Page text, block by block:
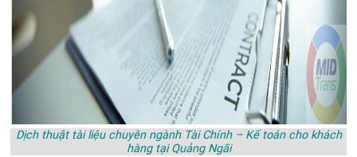
Dịch thuật tài liệu chuyên ngành Tài Chính – Kế toán cho khách
hàng tại Quảng Ngãi